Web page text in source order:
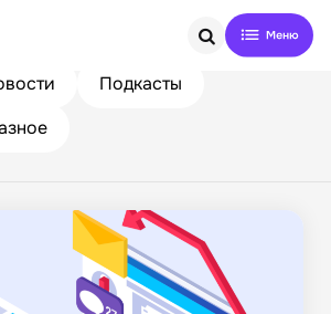
Search
Подкасты